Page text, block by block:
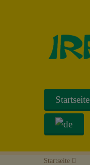
Startseite
Startseite >